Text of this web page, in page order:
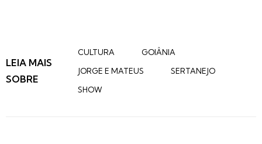
LEIA MAIS
SOBRE
CULTURA
GOIÂNIA
JORGE E MATEUS
SERTANEJO
SHOW